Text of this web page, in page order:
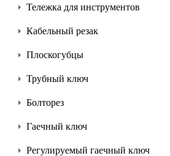
Тележка для инструментов
Кабельный резак
Плоскогубцы
Трубный ключ
Болторез
Гаечный ключ
Регулируемый гаечный ключ